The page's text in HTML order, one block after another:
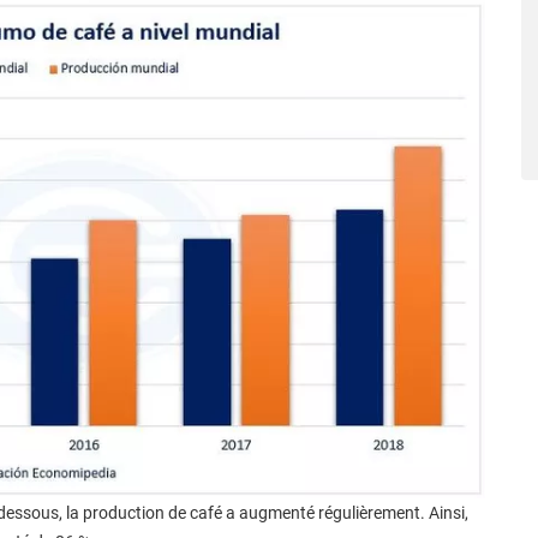
la production de café a augmenté régulièrement. Ainsi,